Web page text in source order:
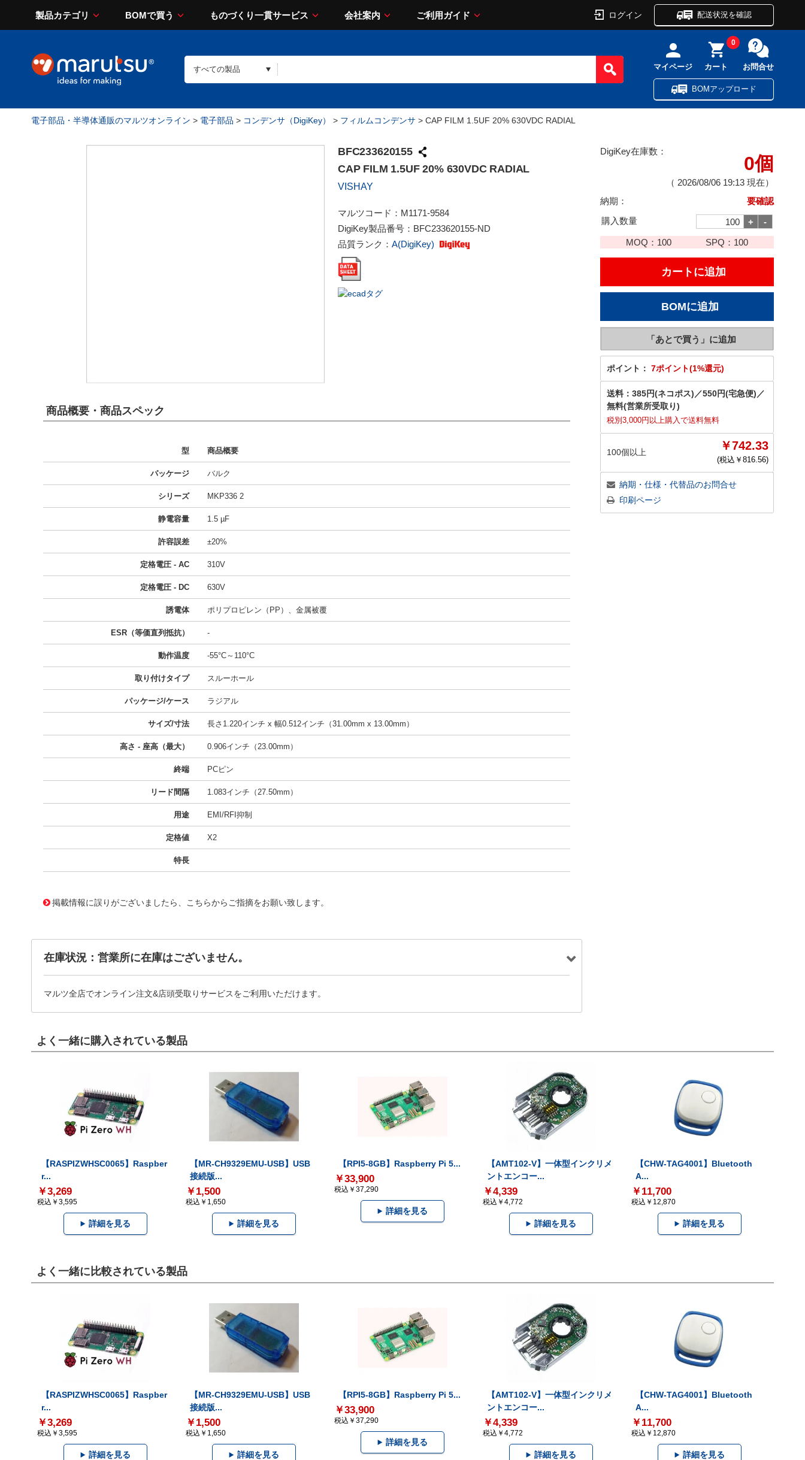
製品カテゴリ BOMで買う ものづくり一貫サービス 会社案内 ご利用ガイド ログイン 配送状況を確認
マイページ カート
0
お問合せ
BOMアップロード
電子部品・半導体通販のマルツオンライン > 電子部品 > コンデンサ（DigiKey） > フィルムコンデンサ > CAP FILM 1.5UF 20% 630VDC RADIAL
BFC233620155
CAP FILM 1.5UF 20% 630VDC RADIAL
VISHAY
マルツコード： M1171-9584
DigiKey製品番号： BFC233620155-ND
品質ランク： A(DigiKey)
DigiKey在庫数：
0個
（ 2026/08/06 19:13 現在）
納期：
要確認
購入数量
MOQ： 100 SPQ： 100
ポイント： 7ポイント(1%還元)
送料： 385円(ネコポス) ／550円(宅急便) ／
無料(営業所受取り)
税別3,000円以上購入で送料無料
100個以上 ￥742.33
(税込￥ 816.56)
納期・仕様・代替品のお問合せ
印刷ページ
商品概要・商品スペック
型 商品概要
パッケージ バルク
シリーズ MKP336 2
静電容量 1.5 µF
許容誤差 ±20%
定格電圧 - AC 310V
定格電圧 - DC 630V
誘電体 ポリプロピレン（PP）、金属被覆
ESR（等価直列抵抗） -
動作温度 -55°C～110°C
取り付けタイプ スルーホール
パッケージ/ケース ラジアル
サイズ/寸法 長さ1.220インチ x 幅0.512インチ（31.00mm x 13.00mm）
高さ - 座高（最大） 0.906インチ（23.00mm）
終端 PCピン
リード間隔 1.083インチ（27.50mm）
用途 EMI/RFI抑制
定格値 X2
特長
掲載情報に誤りがございましたら、こちらからご指摘をお願い致します。
在庫状況：営業所に在庫はございません。
マルツ全店でオンライン注文&店頭受取りサービスをご利用いただけます。
よく一緒に購入されている製品
【RASPIZWHSC0065】Raspber
r...
￥3,269
税込￥3,595
詳細を見る
【MR-CH9329EMU-USB】USB
接続版...
￥1,500
税込￥1,650
詳細を見る
【RPI5-8GB】Raspberry Pi 5...
￥33,900
税込￥37,290
詳細を見る
【AMT102-V】一体型インクリメ
ントエンコー...
￥4,339
税込￥4,772
詳細を見る
【CHW-TAG4001】Bluetooth
A...
￥11,700
税込￥12,870
詳細を見る
よく一緒に比較されている製品
【RASPIZWHSC0065】Raspber
r...
￥3,269
税込￥3,595
詳細を見る
【MR-CH9329EMU-USB】USB
接続版...
￥1,500
税込￥1,650
詳細を見る
【RPI5-8GB】Raspberry Pi 5...
￥33,900
税込￥37,290
詳細を見る
【AMT102-V】一体型インクリメ
ントエンコー...
￥4,339
税込￥4,772
詳細を見る
【CHW-TAG4001】Bluetooth
A...
￥11,700
税込￥12,870
詳細を見る